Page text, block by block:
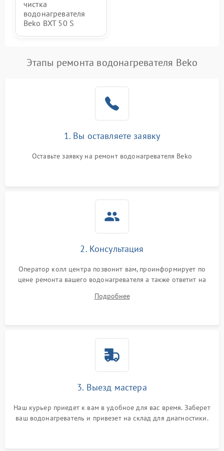
чистка
водонагревателя
Beko BXT 50 S
Этапы ремонта водонагревателя Beko
1. Вы оставляете заявку
Оставьте заявку на ремонт водонагревателя Beko
2. Консультация
Оператор колл центра позвонит вам, проинформирует по
цене ремонта вашего водонагревателя а также ответит на
Подробнее
3. Выезд мастера
Наш курьер приедет к вам в удобное для вас время. Заберет
ваш водонагреватель и привезет на склад для диагностики.